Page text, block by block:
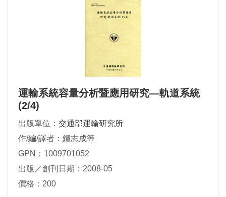
運輸系統容量分析暨應用研究—軌道系統
(2/4)
出版單位： 交通部運輸研究所
作/編/譯者：鍾志成等
GPN：1009701052
出版／創刊日期：2008-05
價格：200